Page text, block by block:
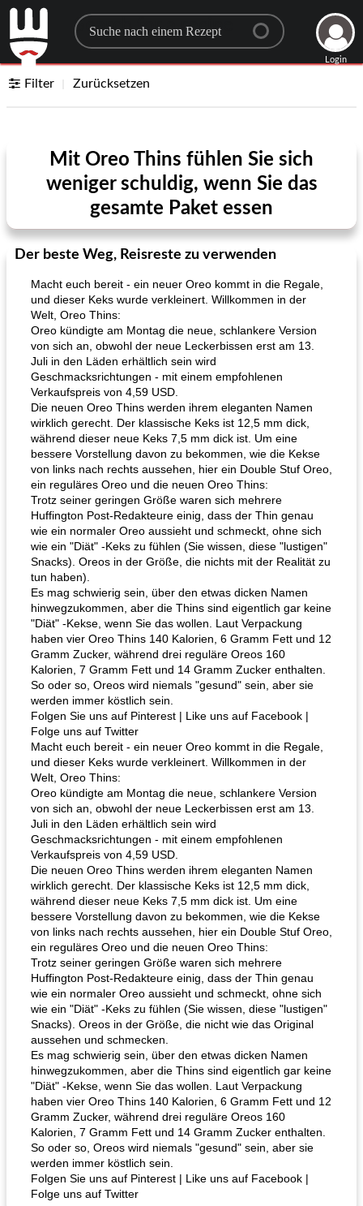
Search for a recipe
Login
Filter Zurücksetzen
Mit Oreo Thins fühlen Sie sich
weniger schuldig, wenn Sie das
gesamte Paket essen
Der beste Weg, Reisreste zu verwenden
Macht euch bereit - ein neuer Oreo kommt in die Regale,
und dieser Keks wurde verkleinert. Willkommen in der
Welt, Oreo Thins:
Oreo kündigte am Montag die neue, schlankere Version
von sich an, obwohl der neue Leckerbissen erst am 13.
Juli in den Läden erhältlich sein wird
Geschmacksrichtungen - mit einem empfohlenen
Verkaufspreis von 4,59 USD.
Die neuen Oreo Thins werden ihrem eleganten Namen
wirklich gerecht. Der klassische Keks ist 12,5 mm dick,
während dieser neue Keks 7,5 mm dick ist. Um eine
bessere Vorstellung davon zu bekommen, wie die Kekse
von links nach rechts aussehen, hier ein Double Stuf Oreo,
ein reguläres Oreo und die neuen Oreo Thins:
Trotz seiner geringen Größe waren sich mehrere
Huffington Post-Redakteure einig, dass der Thin genau
wie ein normaler Oreo aussieht und schmeckt, ohne sich
wie ein "Diät" -Keks zu fühlen (Sie wissen, diese "lustigen"
Snacks). Oreos in der Größe, die nichts mit der Realität zu
tun haben).
Es mag schwierig sein, über den etwas dicken Namen
hinwegzukommen, aber die Thins sind eigentlich gar keine
"Diät" -Kekse, wenn Sie das wollen. Laut Verpackung
haben vier Oreo Thins 140 Kalorien, 6 Gramm Fett und 12
Gramm Zucker, während drei reguläre Oreos 160
Kalorien, 7 Gramm Fett und 14 Gramm Zucker enthalten.
So oder so, Oreos wird niemals "gesund" sein, aber sie
werden immer köstlich sein.
Folgen Sie uns auf Pinterest | Like uns auf Facebook |
Folge uns auf Twitter
Macht euch bereit - ein neuer Oreo kommt in die Regale,
und dieser Keks wurde verkleinert. Willkommen in der
Welt, Oreo Thins:
Oreo kündigte am Montag die neue, schlankere Version
von sich an, obwohl der neue Leckerbissen erst am 13.
Juli in den Läden erhältlich sein wird
Geschmacksrichtungen - mit einem empfohlenen
Verkaufspreis von 4,59 USD.
Die neuen Oreo Thins werden ihrem eleganten Namen
wirklich gerecht. Der klassische Keks ist 12,5 mm dick,
während dieser neue Keks 7,5 mm dick ist. Um eine
bessere Vorstellung davon zu bekommen, wie die Kekse
von links nach rechts aussehen, hier ein Double Stuf Oreo,
ein reguläres Oreo und die neuen Oreo Thins:
Trotz seiner geringen Größe waren sich mehrere
Huffington Post-Redakteure einig, dass der Thin genau
wie ein normaler Oreo aussieht und schmeckt, ohne sich
wie ein "Diät" -Keks zu fühlen (Sie wissen, diese "lustigen"
Snacks). Oreos in der Größe, die nicht wie das Original
aussehen und schmecken.
Es mag schwierig sein, über den etwas dicken Namen
hinwegzukommen, aber die Thins sind eigentlich gar keine
"Diät" -Kekse, wenn Sie das wollen. Laut Verpackung
haben vier Oreo Thins 140 Kalorien, 6 Gramm Fett und 12
Gramm Zucker, während drei reguläre Oreos 160
Kalorien, 7 Gramm Fett und 14 Gramm Zucker enthalten.
So oder so, Oreos wird niemals "gesund" sein, aber sie
werden immer köstlich sein.
Folgen Sie uns auf Pinterest | Like uns auf Facebook |
Folge uns auf Twitter